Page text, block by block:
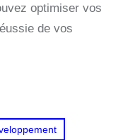
optimiser vos
de vos